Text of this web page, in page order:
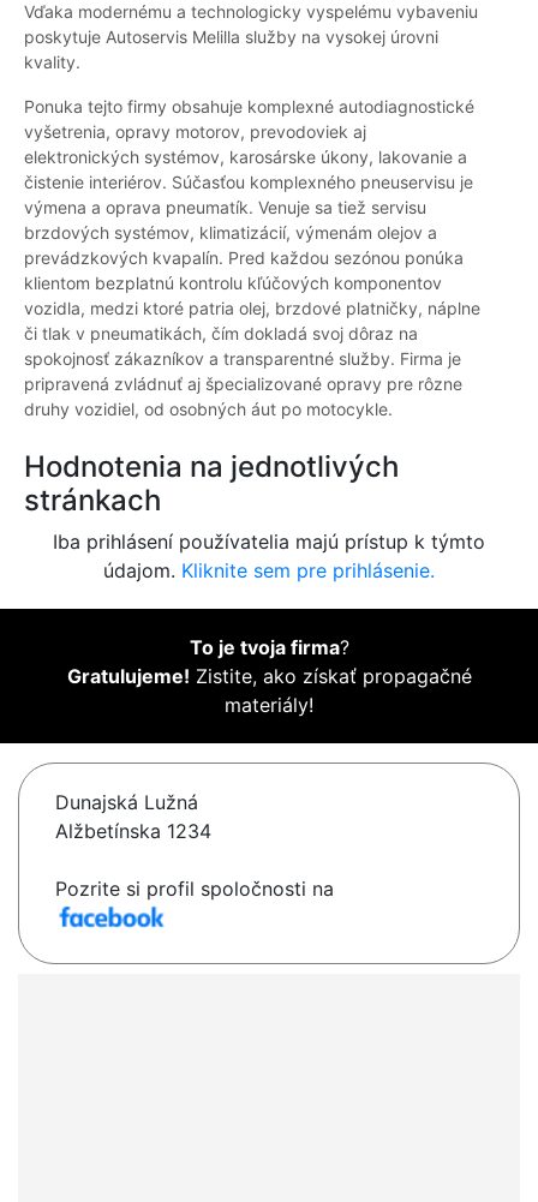
Vďaka modernému a technologicky vyspelému vybaveniu
poskytuje Autoservis Melilla služby na vysokej úrovni
kvality.
Ponuka tejto firmy obsahuje komplexné autodiagnostické
vyšetrenia, opravy motorov, prevodoviek aj
elektronických systémov, karosárske úkony, lakovanie a
čistenie interiérov. Súčasťou komplexného pneuservisu je
výmena a oprava pneumatík. Venuje sa tiež servisu
brzdových systémov, klimatizácií, výmenám olejov a
prevádzkových kvapalín. Pred každou sezónou ponúka
klientom bezplatnú kontrolu kľúčových komponentov
vozidla, medzi ktoré patria olej, brzdové platničky, náplne
či tlak v pneumatikách, čím dokladá svoj dôraz na
spokojnosť zákazníkov a transparentné služby. Firma je
pripravená zvládnuť aj špecializované opravy pre rôzne
druhy vozidiel, od osobných áut po motocykle.
Hodnotenia na jednotlivých
stránkach
Iba prihlásení používatelia majú prístup k týmto
údajom. Kliknite sem pre prihlásenie.
To je tvoja firma?
Gratulujeme! Zistite, ako získať propagačné
materiály!
Dunajská Lužná
Alžbetínska 1234
Pozrite si profil spoločnosti na